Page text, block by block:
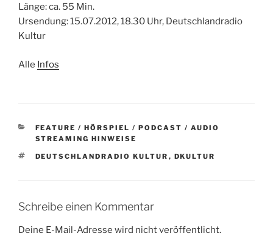
Länge: ca. 55 Min.
Ursendung: 15.07.2012, 18.30 Uhr, Deutschlandradio
Kultur
Alle Infos
KATEGORIEN
FEATURE / HÖRSPIEL / PODCAST / AUDIO
STREAMING HINWEISE
SCHLAGWÖRTER
DEUTSCHLANDRADIO KULTUR , DKULTUR
Schreibe einen Kommentar
Deine E-Mail-Adresse wird nicht veröffentlicht.